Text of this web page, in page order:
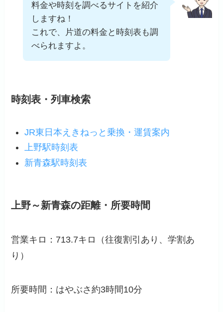
料金や時刻を調べるサイトを紹介
しますね！
これで、片道の料金と時刻表も調
べられますよ。
時刻表・列車検索
JR東日本えきねっと乗換・運賃案内
上野駅時刻表
新青森駅時刻表
上野～新青森の距離・所要時間
営業キロ：713.7キロ（往復割引あり、学割あ
り）
所要時間：はやぶさ約3時間10分